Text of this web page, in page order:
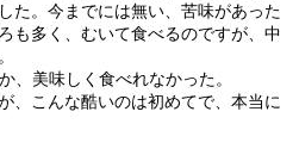
た。今までには無い、苦味があった
も多く、むいて食べるのですが、中
、美味しく食べれなかった。
、こんな酷いのは初めてで、本当に